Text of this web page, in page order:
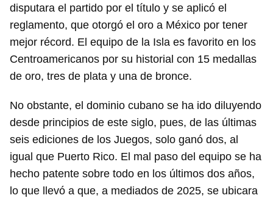
disputara el partido por el título y se aplicó el
reglamento, que otorgó el oro a México por tener
mejor récord. El equipo de la Isla es favorito en los
Centroamericanos por su historial con 15 medallas
de oro, tres de plata y una de bronce.
No obstante, el dominio cubano se ha ido diluyendo
desde principios de este siglo, pues, de las últimas
seis ediciones de los Juegos, solo ganó dos, al
igual que Puerto Rico. El mal paso del equipo se ha
hecho patente sobre todo en los últimos dos años,
lo que llevó a que, a mediados de 2025, se ubicara